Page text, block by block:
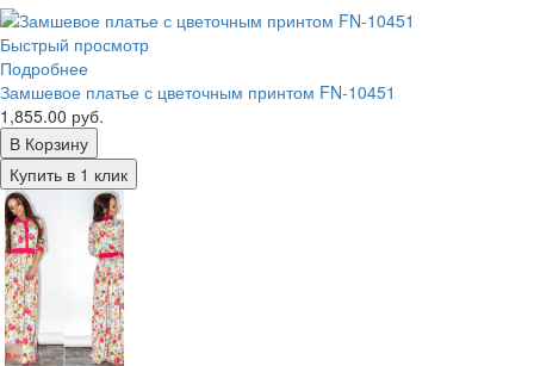
Быстрый просмотр
Подробнее
Замшевое платье с цветочным принтом FN-10451
1,855.00 руб.
В Корзину
Купить в 1 клик